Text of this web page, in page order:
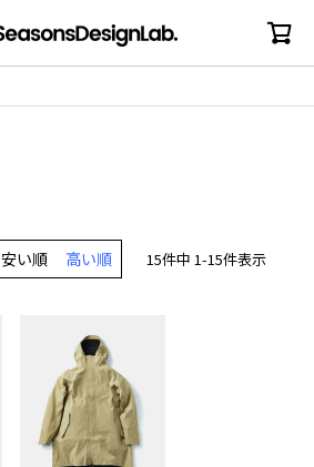
安い順 高い順 15件中 1-15件表示